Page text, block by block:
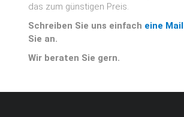
das zum günstigen Preis.
Schreiben Sie uns einfach eine Mail
Sie an.
Wir beraten Sie gern.